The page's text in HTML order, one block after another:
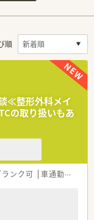
順
談≪整形外科メイ
の取り扱いもあ
ランク可 車通勤可